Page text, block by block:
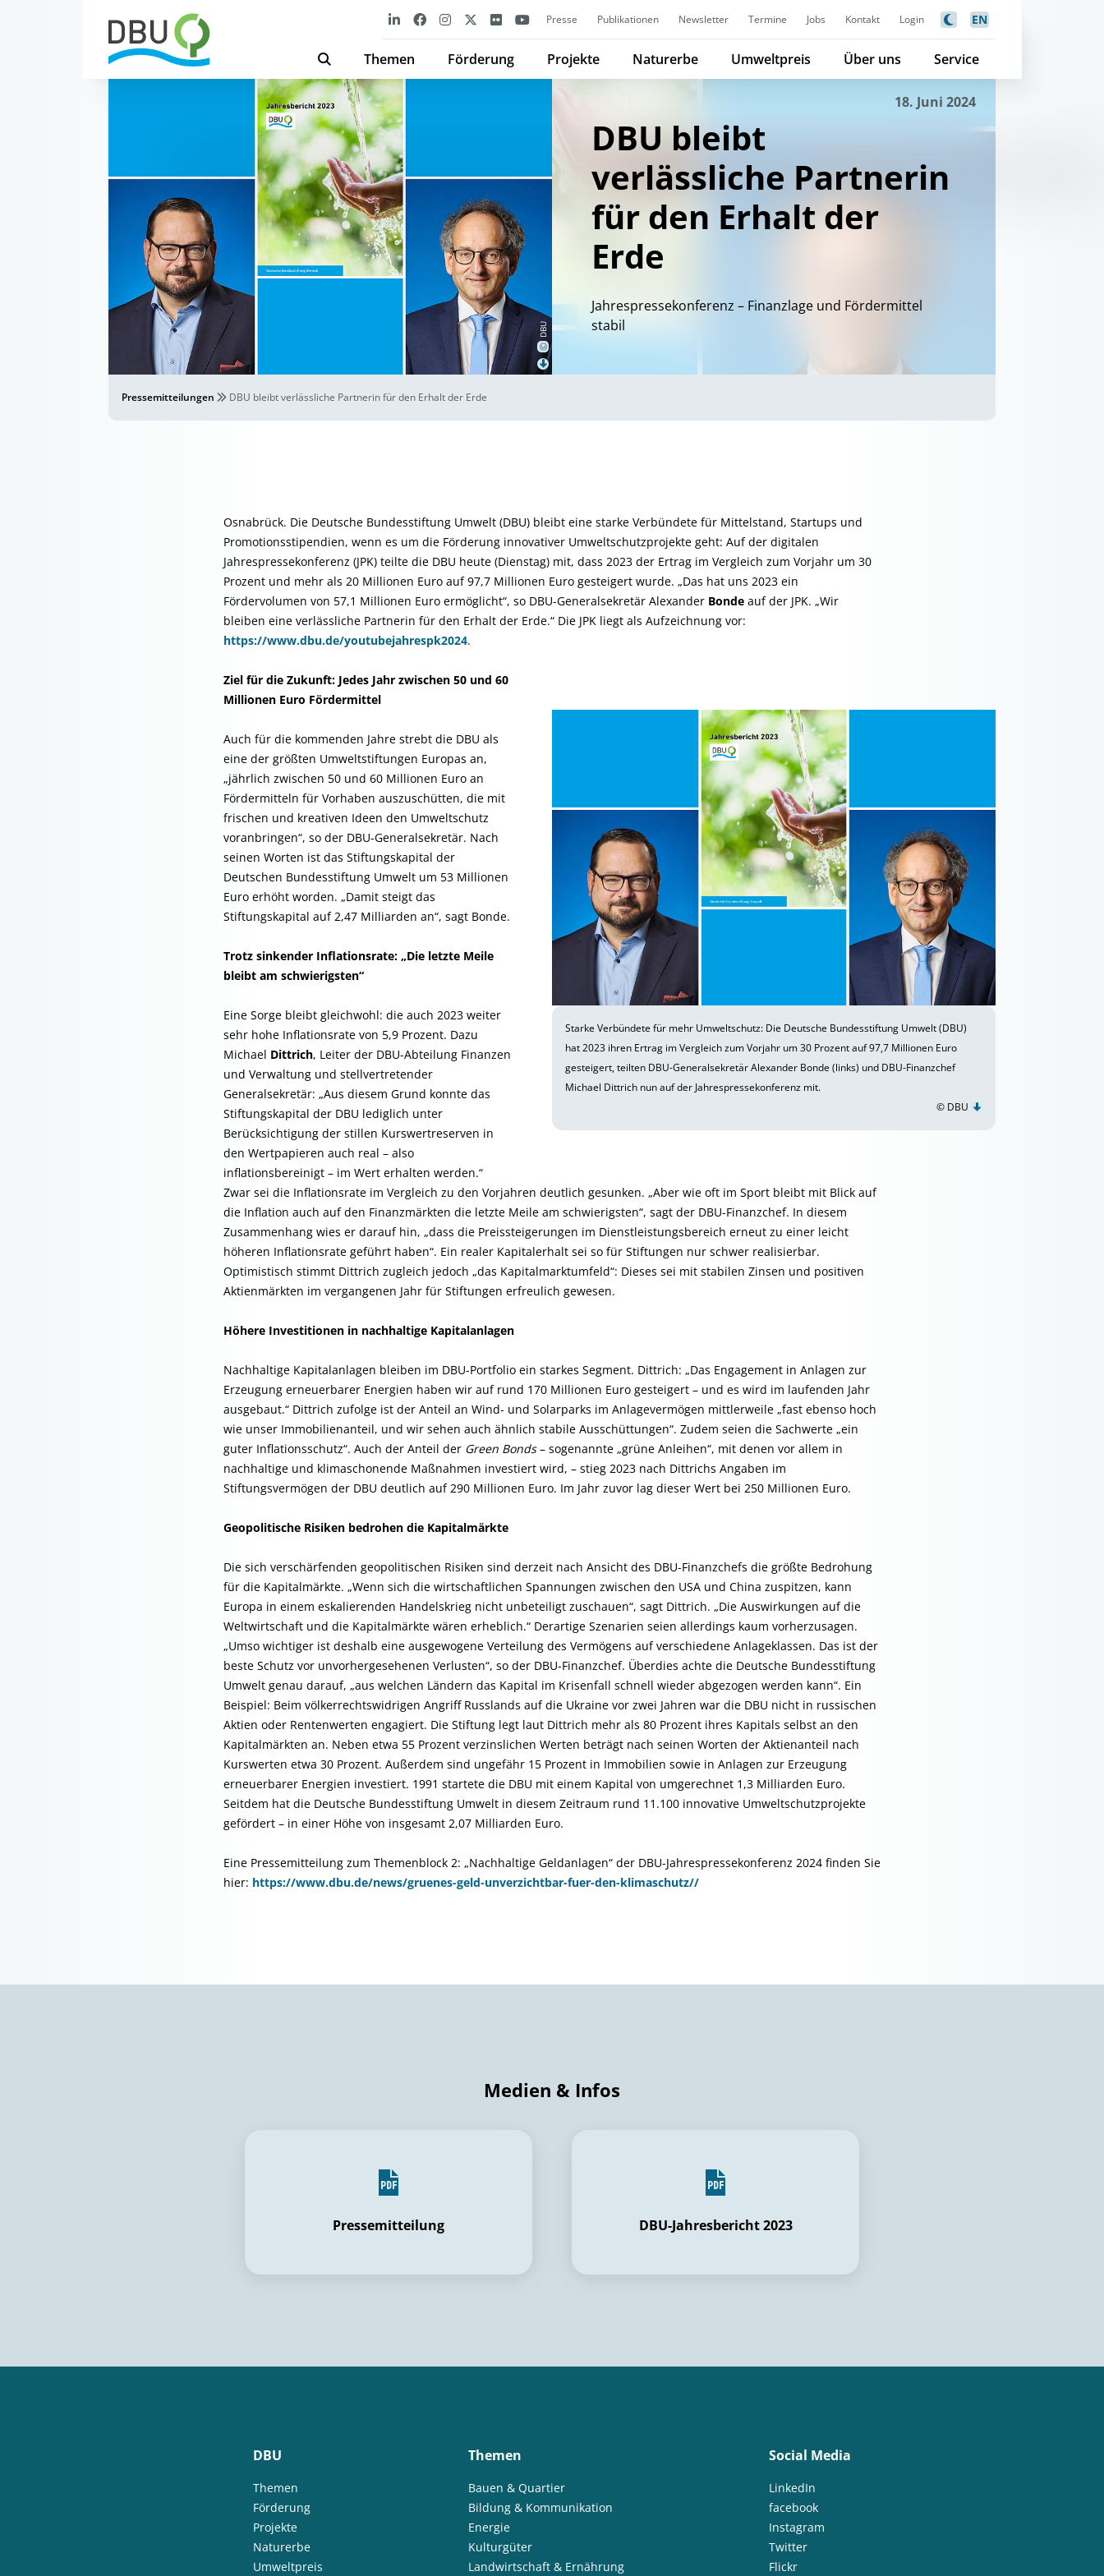
Presse Publikationen Newsletter Termine Jobs Kontakt Login EN
Themen Förderung Projekte Naturerbe Umweltpreis Über uns Service
©
DBU
18. Juni 2024
DBU bleibt
verlässliche Partnerin
für den Erhalt der
Erde
Jahrespressekonferenz – Finanzlage und Fördermittel
stabil
Pressemitteilungen DBU bleibt verlässliche Partnerin für den Erhalt der Erde
Osnabrück. Die Deutsche Bundesstiftung Umwelt (DBU) bleibt eine starke Verbündete für Mittelstand, Startups und
Promotionsstipendien, wenn es um die Förderung innovativer Umweltschutzprojekte geht: Auf der digitalen
Jahrespressekonferenz (JPK) teilte die DBU heute (Dienstag) mit, dass 2023 der Ertrag im Vergleich zum Vorjahr um 30
Prozent und mehr als 20 Millionen Euro auf 97,7 Millionen Euro gesteigert wurde. „Das hat uns 2023 ein
Fördervolumen von 57,1 Millionen Euro ermöglicht“, so DBU-Generalsekretär Alexander Bonde auf der JPK. „Wir
bleiben eine verlässliche Partnerin für den Erhalt der Erde.“ Die JPK liegt als Aufzeichnung vor:
https://www.dbu.de/youtubejahrespk2024.
Starke Verbündete für mehr Umweltschutz: Die Deutsche Bundesstiftung Umwelt (DBU)
hat 2023 ihren Ertrag im Vergleich zum Vorjahr um 30 Prozent auf 97,7 Millionen Euro
gesteigert, teilten DBU-Generalsekretär Alexander Bonde (links) und DBU-Finanzchef
Michael Dittrich nun auf der Jahrespressekonferenz mit.
© DBU
Ziel für die Zukunft: Jedes Jahr zwischen 50 und 60
Millionen Euro Fördermittel
Auch für die kommenden Jahre strebt die DBU als
eine der größten Umweltstiftungen Europas an,
„jährlich zwischen 50 und 60 Millionen Euro an
Fördermitteln für Vorhaben auszuschütten, die mit
frischen und kreativen Ideen den Umweltschutz
voranbringen“, so der DBU-Generalsekretär. Nach
seinen Worten ist das Stiftungskapital der
Deutschen Bundesstiftung Umwelt um 53 Millionen
Euro erhöht worden. „Damit steigt das
Stiftungskapital auf 2,47 Milliarden an“, sagt Bonde.
Trotz sinkender Inflationsrate: „Die letzte Meile
bleibt am schwierigsten“
Eine Sorge bleibt gleichwohl: die auch 2023 weiter
sehr hohe Inflationsrate von 5,9 Prozent. Dazu
Michael Dittrich, Leiter der DBU-Abteilung Finanzen
und Verwaltung und stellvertretender
Generalsekretär: „Aus diesem Grund konnte das
Stiftungskapital der DBU lediglich unter
Berücksichtigung der stillen Kurswertreserven in
den Wertpapieren auch real – also
inflationsbereinigt – im Wert erhalten werden.“
Zwar sei die Inflationsrate im Vergleich zu den Vorjahren deutlich gesunken. „Aber wie oft im Sport bleibt mit Blick auf
die Inflation auch auf den Finanzmärkten die letzte Meile am schwierigsten“, sagt der DBU-Finanzchef. In diesem
Zusammenhang wies er darauf hin, „dass die Preissteigerungen im Dienstleistungsbereich erneut zu einer leicht
höheren Inflationsrate geführt haben“. Ein realer Kapitalerhalt sei so für Stiftungen nur schwer realisierbar.
Optimistisch stimmt Dittrich zugleich jedoch „das Kapitalmarktumfeld“: Dieses sei mit stabilen Zinsen und positiven
Aktienmärkten im vergangenen Jahr für Stiftungen erfreulich gewesen.
Höhere Investitionen in nachhaltige Kapitalanlagen
Nachhaltige Kapitalanlagen bleiben im DBU-Portfolio ein starkes Segment. Dittrich: „Das Engagement in Anlagen zur
Erzeugung erneuerbarer Energien haben wir auf rund 170 Millionen Euro gesteigert – und es wird im laufenden Jahr
ausgebaut.“ Dittrich zufolge ist der Anteil an Wind- und Solarparks im Anlagevermögen mittlerweile „fast ebenso hoch
wie unser Immobilienanteil, und wir sehen auch ähnlich stabile Ausschüttungen“. Zudem seien die Sachwerte „ein
guter Inflationsschutz“. Auch der Anteil der Green Bonds– sogenannte „grüne Anleihen“, mit denen vor allem in
nachhaltige und klimaschonende Maßnahmen investiert wird, – stieg 2023 nach Dittrichs Angaben im
Stiftungsvermögen der DBU deutlich auf 290 Millionen Euro. Im Jahr zuvor lag dieser Wert bei 250 Millionen Euro.
Geopolitische Risiken bedrohen die Kapitalmärkte
Die sich verschärfenden geopolitischen Risiken sind derzeit nach Ansicht des DBU-Finanzchefs die größte Bedrohung
für die Kapitalmärkte. „Wenn sich die wirtschaftlichen Spannungen zwischen den USA und China zuspitzen, kann
Europa in einem eskalierenden Handelskrieg nicht unbeteiligt zuschauen“, sagt Dittrich. „Die Auswirkungen auf die
Weltwirtschaft und die Kapitalmärkte wären erheblich.“ Derartige Szenarien seien allerdings kaum vorherzusagen.
„Umso wichtiger ist deshalb eine ausgewogene Verteilung des Vermögens auf verschiedene Anlageklassen. Das ist der
beste Schutz vor unvorhergesehenen Verlusten“, so der DBU-Finanzchef. Überdies achte die Deutsche Bundesstiftung
Umwelt genau darauf, „aus welchen Ländern das Kapital im Krisenfall schnell wieder abgezogen werden kann“. Ein
Beispiel: Beim völkerrechtswidrigen Angriff Russlands auf die Ukraine vor zwei Jahren war die DBU nicht in russischen
Aktien oder Rentenwerten engagiert. Die Stiftung legt laut Dittrich mehr als 80 Prozent ihres Kapitals selbst an den
Kapitalmärkten an. Neben etwa 55 Prozent verzinslichen Werten beträgt nach seinen Worten der Aktienanteil nach
Kurswerten etwa 30 Prozent. Außerdem sind ungefähr 15 Prozent in Immobilien sowie in Anlagen zur Erzeugung
erneuerbarer Energien investiert. 1991 startete die DBU mit einem Kapital von umgerechnet 1,3 Milliarden Euro.
Seitdem hat die Deutsche Bundesstiftung Umwelt in diesem Zeitraum rund 11.100 innovative Umweltschutzprojekte
gefördert – in einer Höhe von insgesamt 2,07 Milliarden Euro.
Eine Pressemitteilung zum Themenblock 2: „Nachhaltige Geldanlagen“ der DBU-Jahrespressekonferenz 2024 finden Sie
hier: https://www.dbu.de/news/gruenes-geld-unverzichtbar-fuer-den-klimaschutz//
Medien & Infos
Pressemitteilung DBU-Jahresbericht 2023
DBU
Themen
Förderung
Projekte
Naturerbe
Umweltpreis
Themen
Bauen & Quartier
Bildung & Kommunikation
Energie
Kulturgüter
Landwirtschaft & Ernährung
Social Media
LinkedIn
facebook
Instagram
Twitter
Flickr